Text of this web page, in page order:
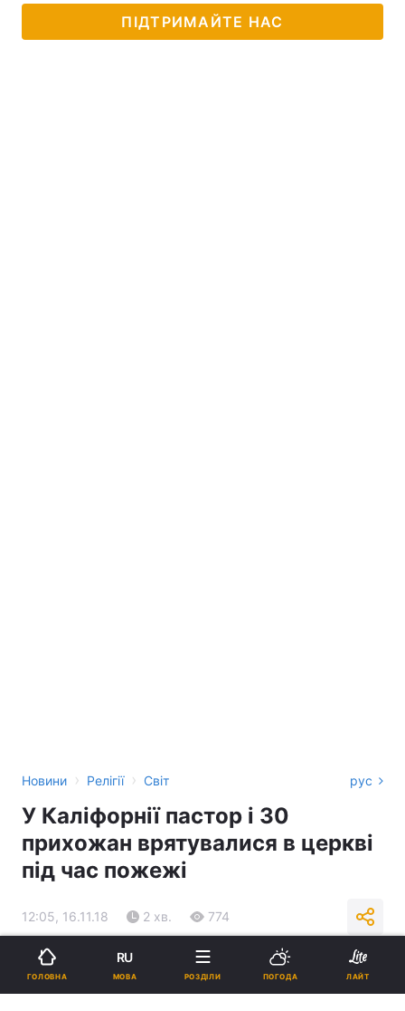
ПІДТРИМАЙТЕ НАС
Новини › Релігії › Світ рус
У Каліфорнії пастор і 30
прихожан врятувалися в церкві
під час пожежі
12:05, 16.11.18 2 хв. 774
Підпишіться на нас в Google
ГОЛОВНА
RU
МОВА РОЗДІЛИ ПОГОДА ЛАЙТ